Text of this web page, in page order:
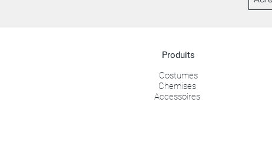
Produits
Costumes
Chemises
Accessoires